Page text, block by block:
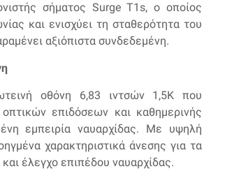
σήματος Surge T1s, ο οποίος
και ενισχύει τη σταθερότητα του
αξιόπιστα συνδεδεμένη.
οθόνη 6,83 ιντσών 1,5K που
επιδόσεων και καθημερινής
εμπειρία ναυαρχίδας. Με υψηλή
χαρακτηριστικά άνεσης για τα
έλεγχο επιπέδου ναυαρχίδας.